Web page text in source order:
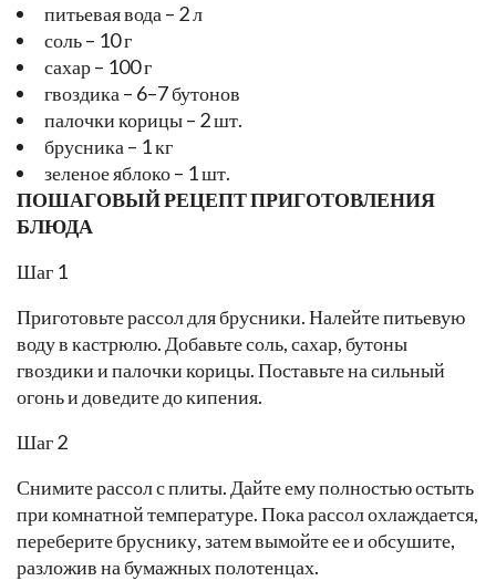
питьевая вода – 2 л
соль – 10 г
сахар – 100 г
гвоздика – 6–7 бутонов
палочки корицы – 2 шт.
брусника – 1 кг
зеленое яблоко – 1 шт.
ПОШАГОВЫЙ РЕЦЕПТ ПРИГОТОВЛЕНИЯ
БЛЮДА
Шаг 1
Приготовьте рассол для брусники. Налейте питьевую
воду в кастрюлю. Добавьте соль, сахар, бутоны
гвоздики и палочки корицы. Поставьте на сильный
огонь и доведите до кипения.
Шаг 2
Снимите рассол с плиты. Дайте ему полностью остыть
при комнатной температуре. Пока рассол охлаждается,
переберите бруснику, затем вымойте ее и обсушите,
разложив на бумажных полотенцах.